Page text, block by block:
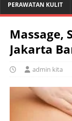
PERAWATAN KULIT
Massage,
Jakarta
admin kita